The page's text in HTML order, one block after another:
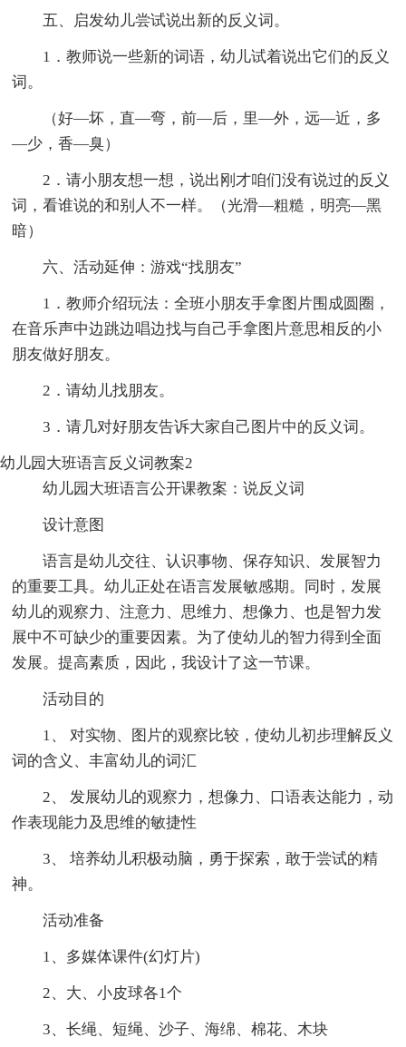
五、启发幼儿尝试说出新的反义词。
1．教师说一些新的词语，幼儿试着说出它们的反义
词。
（好—坏，直—弯，前—后，里—外，远—近，多
—少，香—臭）
2．请小朋友想一想，说出刚才咱们没有说过的反义
词，看谁说的和别人不一样。（光滑—粗糙，明亮—黑
暗）
六、活动延伸：游戏“找朋友”
1．教师介绍玩法：全班小朋友手拿图片围成圆圈，
在音乐声中边跳边唱边找与自己手拿图片意思相反的小
朋友做好朋友。
2．请幼儿找朋友。
3．请几对好朋友告诉大家自己图片中的反义词。
幼儿园大班语言反义词教案2
幼儿园大班语言公开课教案：说反义词
设计意图
语言是幼儿交往、认识事物、保存知识、发展智力
的重要工具。幼儿正处在语言发展敏感期。同时，发展
幼儿的观察力、注意力、思维力、想像力、也是智力发
展中不可缺少的重要因素。为了使幼儿的智力得到全面
发展。提高素质，因此，我设计了这一节课。
活动目的
1、 对实物、图片的观察比较，使幼儿初步理解反义
词的含义、丰富幼儿的词汇
2、 发展幼儿的观察力，想像力、口语表达能力，动
作表现能力及思维的敏捷性
3、 培养幼儿积极动脑，勇于探索，敢于尝试的精
神。
活动准备
1、多媒体课件(幻灯片)
2、大、小皮球各1个
3、长绳、短绳、沙子、海绵、棉花、木块